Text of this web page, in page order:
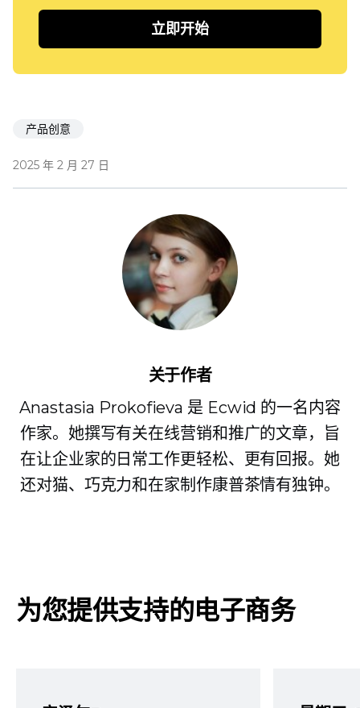
立即开始
产品创意
2025 年 2 月 27 日
关于作者
Anastasia Prokofieva 是 Ecwid 的一名内容
作家。她撰写有关在线营销和推广的文章，旨
在让企业家的日常工作更轻松、更有回报。她
还对猫、巧克力和在家制作康普茶情有独钟。
为您提供支持的电子商务